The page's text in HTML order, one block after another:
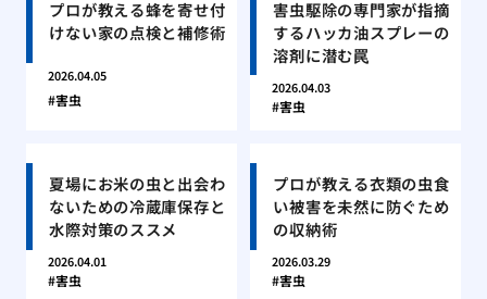
プロが教える蜂を寄せ付
けない家の点検と補修術
2026.04.05
害虫
害虫駆除の専門家が指摘
するハッカ油スプレーの
溶剤に潜む罠
2026.04.03
害虫
夏場にお米の虫と出会わ
ないための冷蔵庫保存と
水際対策のススメ
2026.04.01
害虫
プロが教える衣類の虫食
い被害を未然に防ぐため
の収納術
2026.03.29
害虫